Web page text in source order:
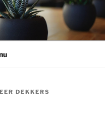
DEKKERS